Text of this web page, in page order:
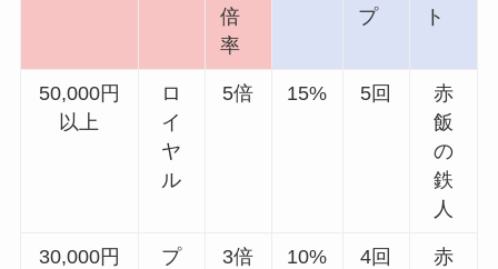
倍
率
プ
ト
50,000円
以上
ロ
イ
ヤ
ル
5倍 15% 5回
赤
飯
の
鉄
人
30,000円
プ
3倍 10% 4回
赤